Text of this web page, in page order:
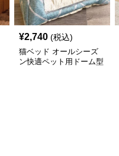
¥2,740 (税込)
猫ベッド オールシーズ
ン快適ペット用ドーム型